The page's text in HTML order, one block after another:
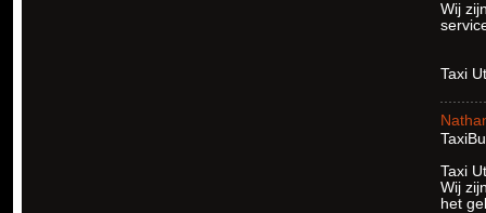
Wij
Taxi
Taxi
Wij
het